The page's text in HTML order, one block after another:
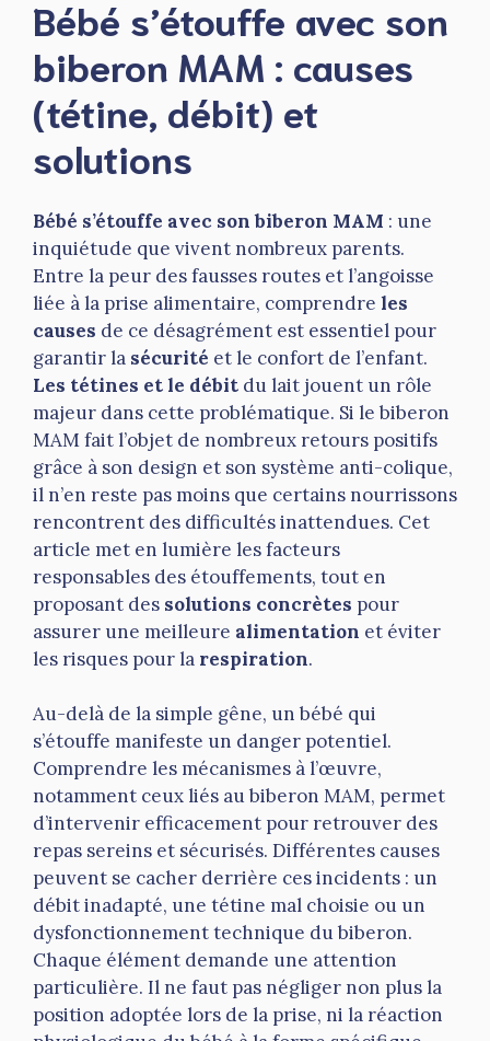
Bébé s’étouffe avec son
biberon MAM : causes
(tétine, débit) et
solutions
Bébé s’étouffe avec son biberon MAM : une
inquiétude que vivent nombreux parents.
Entre la peur des fausses routes et l’angoisse
liée à la prise alimentaire, comprendre les
causes de ce désagrément est essentiel pour
garantir la sécurité et le confort de l’enfant.
Les tétines et le débit du lait jouent un rôle
majeur dans cette problématique. Si le biberon
MAM fait l’objet de nombreux retours positifs
grâce à son design et son système anti-colique,
il n’en reste pas moins que certains nourrissons
rencontrent des difficultés inattendues. Cet
article met en lumière les facteurs
responsables des étouffements, tout en
proposant des solutions concrètes pour
assurer une meilleure alimentation et éviter
les risques pour la respiration.
Au-delà de la simple gêne, un bébé qui
s’étouffe manifeste un danger potentiel.
Comprendre les mécanismes à l’œuvre,
notamment ceux liés au biberon MAM, permet
d’intervenir efficacement pour retrouver des
repas sereins et sécurisés. Différentes causes
peuvent se cacher derrière ces incidents : un
débit inadapté, une tétine mal choisie ou un
dysfonctionnement technique du biberon.
Chaque élément demande une attention
particulière. Il ne faut pas négliger non plus la
position adoptée lors de la prise, ni la réaction